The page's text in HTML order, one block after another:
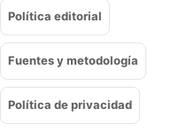
Política editorial
Fuentes y metodología
Política de privacidad